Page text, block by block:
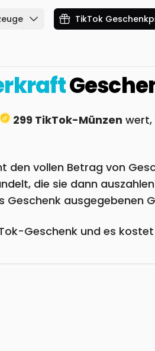
TikTok
299 TikTok-Münzen wert,
den vollen Betrag von
die sie dann
ausgegebenen
Geschenk und es kostet